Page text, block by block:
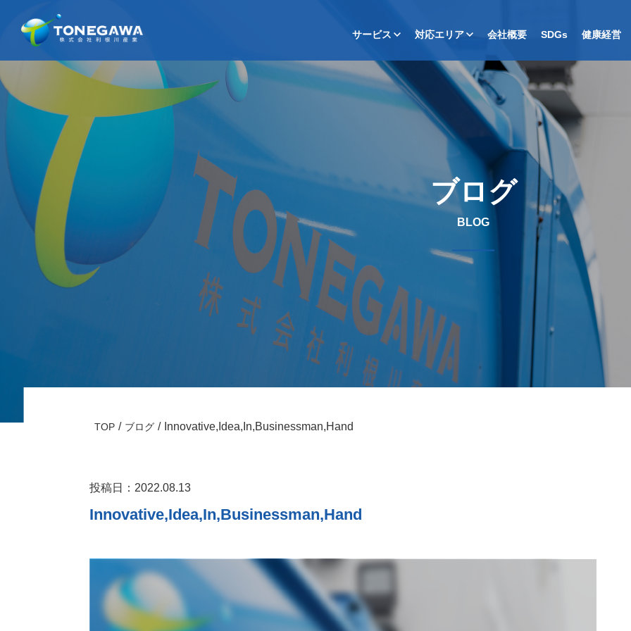
サービス 対応エリア 会社概要 SDGs 健康経営
ブログ
BLOG
TOP ブログ Innovative,Idea,In,Businessman,Hand
投稿日：2022.08.13
Innovative,Idea,In,Businessman,Hand